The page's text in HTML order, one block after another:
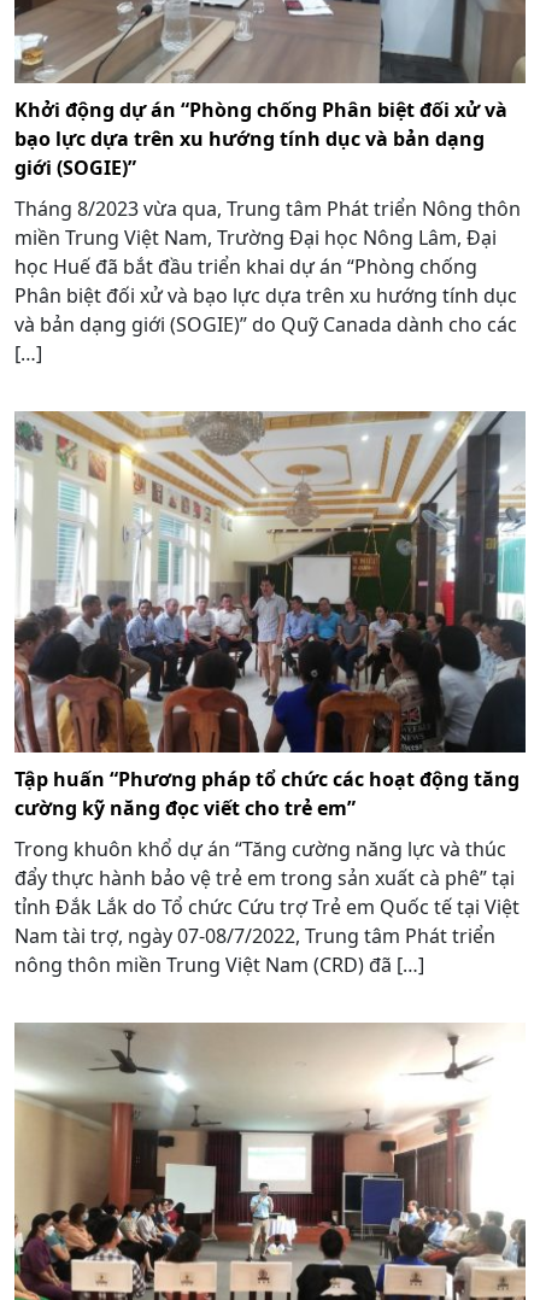
Khởi động dự án “Phòng chống Phân biệt đối xử và
bạo lực dựa trên xu hướng tính dục và bản dạng
giới (SOGIE)”
Tháng 8/2023 vừa qua, Trung tâm Phát triển Nông thôn
miền Trung Việt Nam, Trường Đại học Nông Lâm, Đại
học Huế đã bắt đầu triển khai dự án “Phòng chống
Phân biệt đối xử và bạo lực dựa trên xu hướng tính dục
và bản dạng giới (SOGIE)” do Quỹ Canada dành cho các
[…]
Tập huấn “Phương pháp tổ chức các hoạt động tăng
cường kỹ năng đọc viết cho trẻ em”
Trong khuôn khổ dự án “Tăng cường năng lực và thúc
đẩy thực hành bảo vệ trẻ em trong sản xuất cà phê” tại
tỉnh Đắk Lắk do Tổ chức Cứu trợ Trẻ em Quốc tế tại Việt
Nam tài trợ, ngày 07-08/7/2022, Trung tâm Phát triển
nông thôn miền Trung Việt Nam (CRD) đã […]